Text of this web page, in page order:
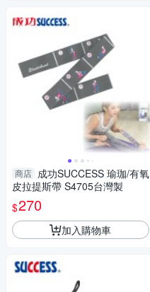
商店 成功SUCCESS 瑜珈/有氧
皮拉提斯帶 S4705台灣製
$270
加入購物車